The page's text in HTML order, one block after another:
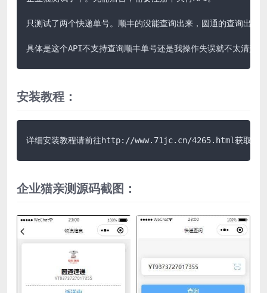
只测试了两个快递单号。顺丰的没能查询出来，圆通的查询出来
具体是这个API不支持查询顺丰单号还是我操作失误就不太清楚
安装教程：
详细安装教程请前往http://www.71jc.cn/4265.html获取说
企业猫亲测源码截图：